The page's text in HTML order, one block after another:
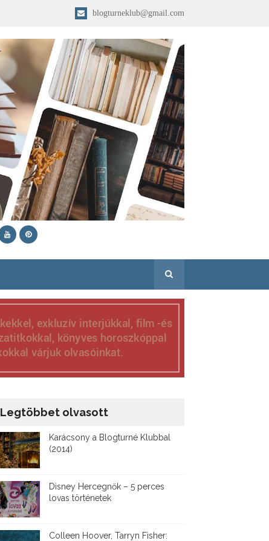
blogturneklub@gmail.com
Legtöbbet olvasott
Karácsony a Blogturné Klubbal
(2014)
Disney ​Hercegnők – 5 perces
lovas történetek
Colleen Hoover, Tarryn Fisher: